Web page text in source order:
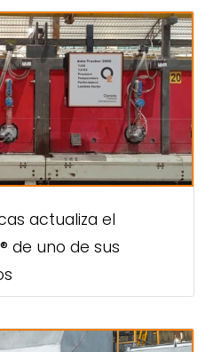
actualiza el
de uno de sus